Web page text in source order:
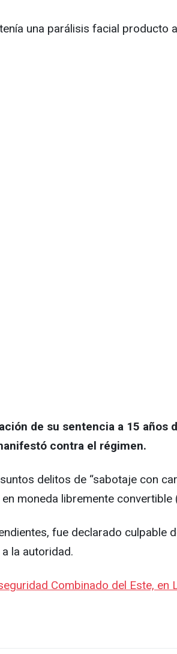
una parálisis facial producto
de su sentencia a 15 años
contra el régimen.
delitos de “sabotaje con
moneda libremente convertible
fue declarado
la autoridad.
Combinado del Este, en